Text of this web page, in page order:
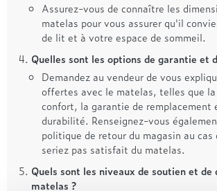
Assurez-vous de connaître les
matelas pour vous assurer qu'il
de lit et à votre espace de sommeil.
Quelles sont les options de garantie et
Demandez au vendeur de vous
offertes avec le matelas, telles que
confort, la garantie de remplacement
durabilité. Renseignez-vous
politique de retour du magasin au cas
seriez pas satisfait du matelas.
Quels sont les niveaux de soutien et de
matelas ?